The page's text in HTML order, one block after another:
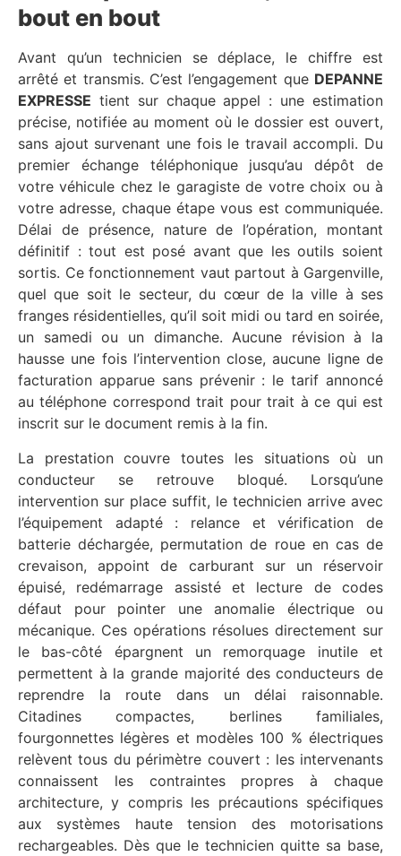
bout en bout
Avant qu’un technicien se déplace, le chiffre est
arrêté et transmis. C’est l’engagement que DEPANNE
EXPRESSE tient sur chaque appel : une estimation
précise, notifiée au moment où le dossier est ouvert,
sans ajout survenant une fois le travail accompli. Du
premier échange téléphonique jusqu’au dépôt de
votre véhicule chez le garagiste de votre choix ou à
votre adresse, chaque étape vous est communiquée.
Délai de présence, nature de l’opération, montant
définitif : tout est posé avant que les outils soient
sortis. Ce fonctionnement vaut partout à Gargenville,
quel que soit le secteur, du cœur de la ville à ses
franges résidentielles, qu’il soit midi ou tard en soirée,
un samedi ou un dimanche. Aucune révision à la
hausse une fois l’intervention close, aucune ligne de
facturation apparue sans prévenir : le tarif annoncé
au téléphone correspond trait pour trait à ce qui est
inscrit sur le document remis à la fin.
La prestation couvre toutes les situations où un
conducteur se retrouve bloqué. Lorsqu’une
intervention sur place suffit, le technicien arrive avec
l’équipement adapté : relance et vérification de
batterie déchargée, permutation de roue en cas de
crevaison, appoint de carburant sur un réservoir
épuisé, redémarrage assisté et lecture de codes
défaut pour pointer une anomalie électrique ou
mécanique. Ces opérations résolues directement sur
le bas-côté épargnent un remorquage inutile et
permettent à la grande majorité des conducteurs de
reprendre la route dans un délai raisonnable.
Citadines compactes, berlines familiales,
fourgonnettes légères et modèles 100 % électriques
relèvent tous du périmètre couvert : les intervenants
connaissent les contraintes propres à chaque
architecture, y compris les précautions spécifiques
aux systèmes haute tension des motorisations
rechargeables. Dès que le technicien quitte sa base,